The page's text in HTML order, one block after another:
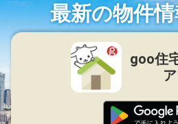
最新の物件
goo住